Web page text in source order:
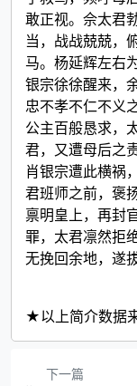
敢正视。佘太君
当，战战兢兢，
马。杨延辉左右
银宗徐徐醒来，
忠不孝不仁不义
公主百般恳求，
君，又遭母后之
肖银宗遭此横祸
君班师之前，褒
禀明皇上，再封
罪，太君凛然拒
无挽回余地，遂
★以上简介数据
下一篇